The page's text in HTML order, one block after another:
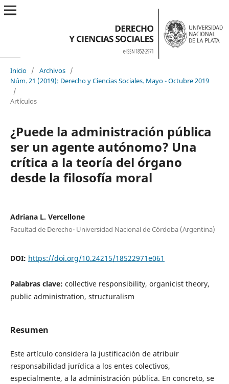
Inicio / Archivos /
Núm. 21 (2019): Derecho y Ciencias Sociales. Mayo - Octubre 2019
/
Artículos
¿Puede la administración pública
ser un agente autónomo? Una
crítica a la teoría del órgano
desde la filosofía moral
Adriana L. Vercellone
Facultad de Derecho- Universidad Nacional de Córdoba (Argentina)
DOI: https://doi.org/10.24215/18522971e061
Palabras clave: collective responsibility, organicist theory,
public administration, structuralism
Resumen
Este artículo considera la justificación de atribuir
responsabilidad jurídica a los entes colectivos,
especialmente, a la administración pública. En concreto, se